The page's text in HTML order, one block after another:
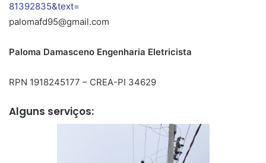
81392835&text=
palomafd95@gmail.com
Paloma Damasceno Engenharia Eletricista
RPN 1918245177 – CREA-PI 34629
Alguns serviços: